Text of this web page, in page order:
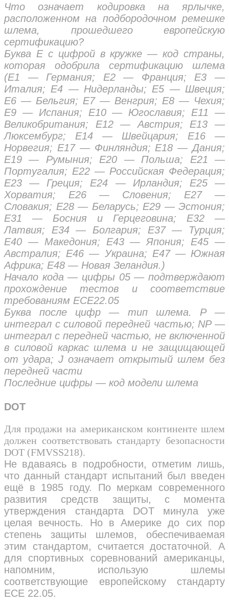
Что означает кодировка на ярлычке,
расположенном на подбородочном ремешке
шлема, прошедшего европейскую
сертификацию?
Буква E с цифрой в кружке — код страны,
которая одобрила сертификацию шлема
(E1 — Германия; E2 — Франция; E3 —
Италия; E4 — Нидерланды; E5 — Швеция;
E6 — Бельгия; E7 — Венгрия; E8 — Чехия;
E9 — Испания; E10 — Югославия; E11 —
Великобритания; E12 — Австрия; E13 —
Люксембург; E14 — Швейцария; E16 —
Норвегия; E17 — Финляндия; E18 — Дания;
E19 — Румыния; E20 — Польша; E21 —
Португалия; E22 — Российская Федерация;
E23 — Греция; E24 — Ирландия; E25 —
Хорватия; E26 — Словения; E27 —
Словакия; E28 — Беларусь; E29 — Эстония;
E31 — Босния и Герцеговина; E32 —
Латвия; E34 — Болгария; E37 — Турция;
E40 — Македония; E43 — Япония; E45 —
Австралия; E46 — Украина; E47 — Южная
Африка; E48 — Новая Зеландия.)
Начало кода — цифры 05 — подтверждают
прохождение тестов и соответствие
требованиям ЕСЕ22.05
Буква после цифр — тип шлема. Р —
интеграл с силовой передней частью; NP —
интеграл с передней частью, не включенной
в силовой каркас шлема и не защищающей
от удара; J означает открытый шлем без
передней части
Последние цифры — код модели шлема
DOT
Для продажи на американском континенте шлем
должен соответствовать стандарту безопасности
DOT (FMVSS218).
Не вдаваясь в подробности, отметим лишь,
что данный стандарт испытаний был введен
ещё в 1985 году. По меркам современного
развития средств защиты, с момента
утверждения стандарта DOT минула уже
целая вечность. Но в Америке до сих пор
степень защиты шлемов, обеспечиваемая
этим стандартом, считается достаточной. А
для спортивных соревнований американцы,
напомним, использую шлемы
соответствующие европейскому стандарту
ECE 22.05.